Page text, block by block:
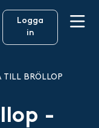
Logga
in
TILL BRÖLLOP
-